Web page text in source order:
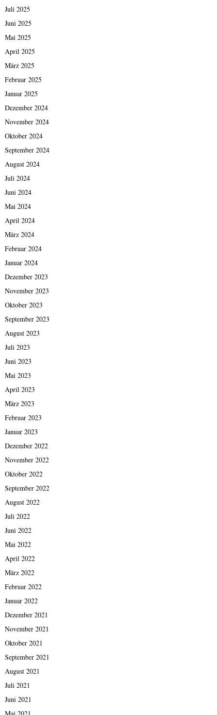
Juli 2025
Juni 2025
Mai 2025
April 2025
März 2025
Februar 2025
Januar 2025
Dezember 2024
November 2024
Oktober 2024
September 2024
August 2024
Juli 2024
Juni 2024
Mai 2024
April 2024
März 2024
Februar 2024
Januar 2024
Dezember 2023
November 2023
Oktober 2023
September 2023
August 2023
Juli 2023
Juni 2023
Mai 2023
April 2023
März 2023
Februar 2023
Januar 2023
Dezember 2022
November 2022
Oktober 2022
September 2022
August 2022
Juli 2022
Juni 2022
Mai 2022
April 2022
März 2022
Februar 2022
Januar 2022
Dezember 2021
November 2021
Oktober 2021
September 2021
August 2021
Juli 2021
Juni 2021
Mai 2021